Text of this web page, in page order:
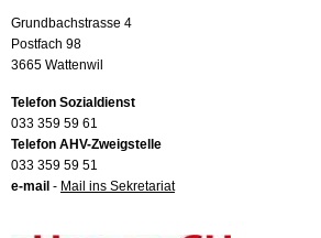
Grundbachstrasse 4
Postfach 98
3665 Wattenwil
Telefon Sozialdienst
033 359 59 61
Telefon AHV-Zweigstelle
033 359 59 51
e-mail - Mail ins Sekretariat